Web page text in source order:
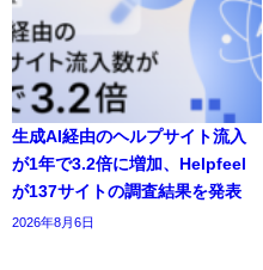
生成AI経由のヘルプサイト流入
が1年で3.2倍に増加、Helpfeel
が137サイトの調査結果を発表
2026年8月6日